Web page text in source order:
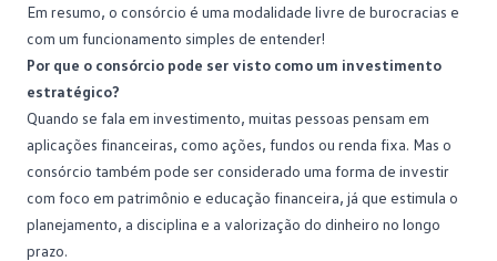
Em resumo, o consórcio é uma modalidade livre de burocracias e
com um funcionamento simples de entender!
Por que o consórcio pode ser visto como um investimento
estratégico?
Quando se fala em investimento, muitas pessoas pensam em
aplicações financeiras, como ações, fundos ou renda fixa. Mas o
consórcio também pode ser considerado uma forma de investir
com foco em patrimônio e educação financeira, já que estimula o
planejamento, a disciplina e a valorização do dinheiro no longo
prazo.